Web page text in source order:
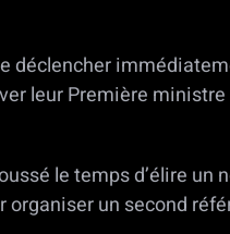
déclencher
leur Première
le temps d’élire
un second